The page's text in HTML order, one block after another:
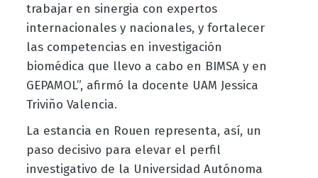
trabajar en sinergia con expertos
internacionales y nacionales, y fortalecer
las competencias en investigación
biomédica que llevo a cabo en BIMSA y en
GEPAMOL”, afirmó la docente UAM Jessica
Triviño Valencia.
La estancia en Rouen representa, así, un
paso decisivo para elevar el perfil
investigativo de la Universidad Autónoma